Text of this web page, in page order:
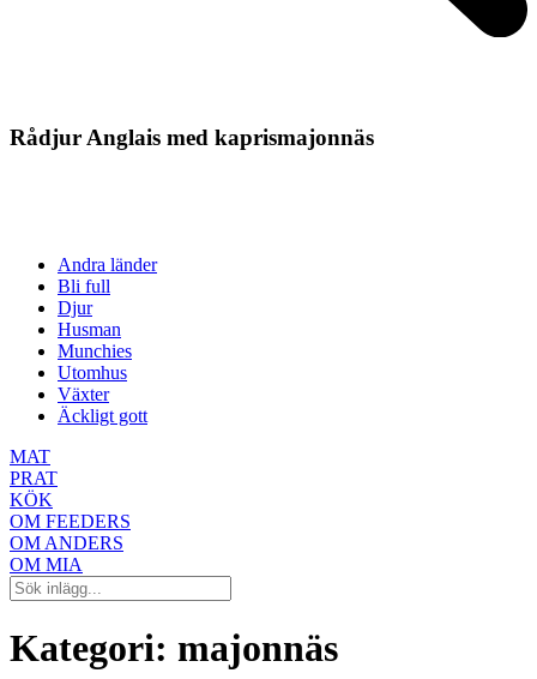
Rådjur Anglais med kaprismajonnäs
Andra länder
Bli full
Djur
Husman
Munchies
Utomhus
Växter
Äckligt gott
MAT
PRAT
KÖK
OM FEEDERS
OM ANDERS
OM MIA
Kategori: majonnäs